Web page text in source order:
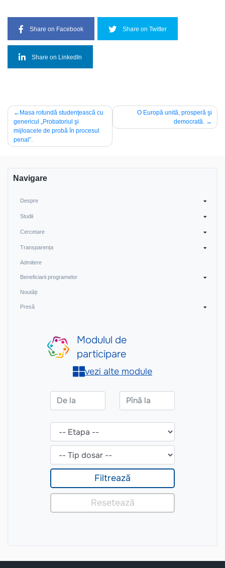
Share on Facebook Share on Twitter
Share on LinkedIn
Post
navigation
Masa rotundă studenţească cu
genericul „Probatoriul şi
mijloacele de probă în procesul
penal”.
O Europă unită, prosperă şi
democrată.
Navigare
Despre
Studii
Cercetare
Transparența
Admitere
Beneficiarii programelor
Noutăți
Presă